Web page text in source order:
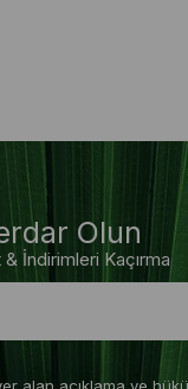
Olun
& İndirimleri Kaçırma